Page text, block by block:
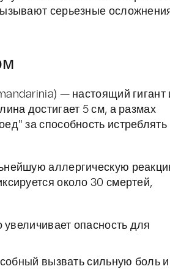
серьезные
— настоящий гигант
достигает 5 см, а размах
за способность истреблять
аллергическую
около 30 смертей,
опасность для
вызвать сильную боль и